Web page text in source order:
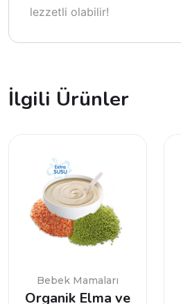
lezzetli olabilir!
İlgili Ürünler
Bebek Mamaları
Organik Elma ve